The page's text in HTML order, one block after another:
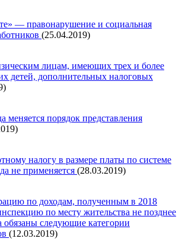
— правонарушение и социальная
(25.04.2019)
лицам, имеющих трех и более
детей, дополнительных налоговых
меняется порядок представления
налогу в размере платы по системе
не применяется (28.03.2019)
по доходам, полученным в 2018
по месту жительства не позднее
обязаны следующие категории
(12.03.2019)